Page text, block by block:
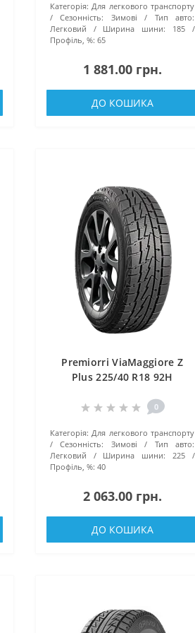
Категорія: Для легкового транспорту
Сезонність:
Зимові
Тип авто:
Легковий
Ширина шини:
185
Профіль, %: 65
1 881.00 грн.
ДО КОШИКА
Premiorri ViaMaggiore Z
Plus 225/40 R18 92H
0
Категорія: Для легкового транспорту
Сезонність:
Зимові
Тип авто:
Легковий
Ширина шини:
225
Профіль, %: 40
2 063.00 грн.
ДО КОШИКА